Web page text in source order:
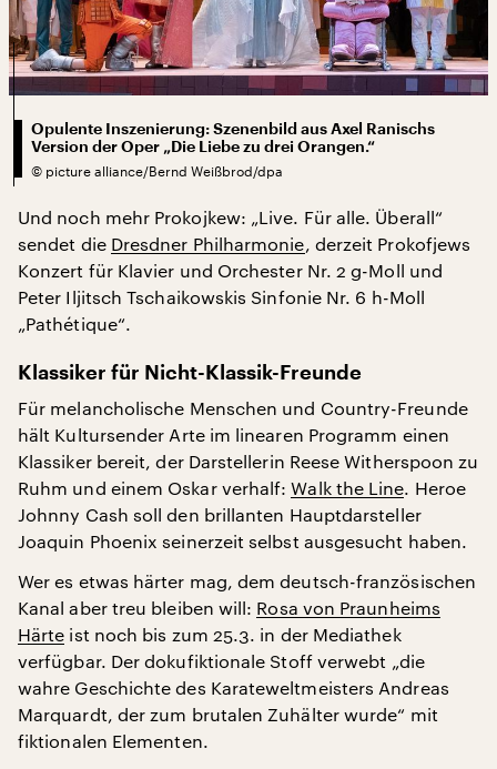
Opulente Inszenierung: Szenenbild aus Axel Ranischs
Version der Oper „Die Liebe zu drei Orangen.“
© picture alliance/Bernd Weißbrod/dpa
Und noch mehr Prokojkew: „Live. Für alle. Überall“
sendet die Dresdner Philharmonie, derzeit Prokofjews
Konzert für Klavier und Orchester Nr. 2 g-Moll und
Peter Iljitsch Tschaikowskis Sinfonie Nr. 6 h-Moll
„Pathétique“.
Klassiker für Nicht-Klassik-Freunde
Für melancholische Menschen und Country-Freunde
hält Kultursender Arte im linearen Programm einen
Klassiker bereit, der Darstellerin Reese Witherspoon zu
Ruhm und einem Oskar verhalf:Walk the Line. Heroe
Johnny Cash soll den brillanten Hauptdarsteller
Joaquin Phoenix seinerzeit selbst ausgesucht haben.
Wer es etwas härter mag, dem deutsch-französischen
Kanal aber treu bleiben will: Rosa von Praunheims
Härte ist noch bis zum 25.3. in der Mediathek
verfügbar. Der dokufiktionale Stoff verwebt „die
wahre Geschichte des Karateweltmeisters Andreas
Marquardt, der zum brutalen Zuhälter wurde“ mit
fiktionalen Elementen.